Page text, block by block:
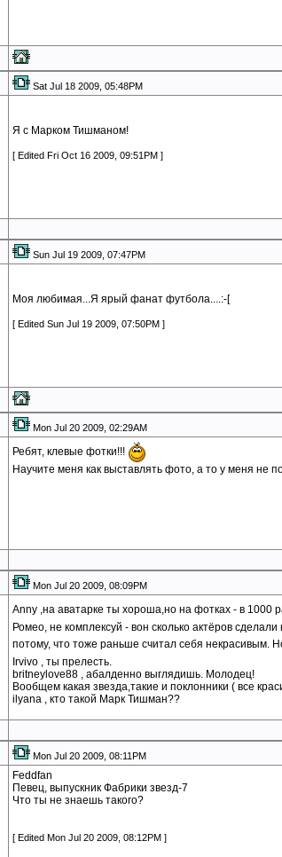
Sat Jul 18 2009, 05:48PM
Я с Марком Тишманом!
[ Edited Fri Oct 16 2009, 09:51PM ]
Sun Jul 19 2009, 07:47PM
Моя любимая...Я ярый фанат футбола....:-[
[ Edited Sun Jul 19 2009, 07:50PM ]
Mon Jul 20 2009, 02:29AM
Ребят, клевые фотки!!!
Научите меня как выставлять фото, а то у меня не
Mon Jul 20 2009, 08:09PM
Anny ,на аватарке ты хороша,но на фотках - в 1000
Ромео, не комплексуй - вон сколько актёров
потому, что тоже раньше считал себя некрасивым.
Irvivo , ты прелесть.
britneylove88 , абалденно выглядишь. Молодец!
Вообщем какая звезда,такие и поклонники ( все
ilyana , кто такой Марк Тишман??
Mon Jul 20 2009, 08:11PM
Feddfan
Певец, выпускник Фабрики звезд-7
Что ты не знаешь такого?
[ Edited Mon Jul 20 2009, 08:12PM ]